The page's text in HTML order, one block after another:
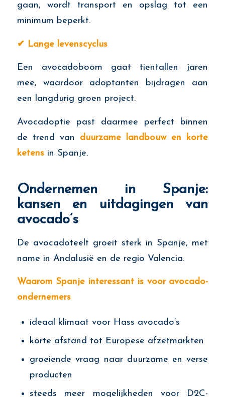
gaan, wordt transport en opslag tot een
minimum beperkt.
✔ Lange levenscyclus
Een avocadoboom gaat tientallen jaren
mee, waardoor adoptanten bijdragen aan
een langdurig groen project.
Avocadoptie past daarmee perfect binnen
de trend van duurzame landbouw en korte
ketensin Spanje.
Ondernemen in Spanje:
kansen en uitdagingen van
avocado’s
De avocadoteelt groeit sterk in Spanje, met
name in Andalusië en de regio Valencia.
Waarom Spanje interessant is voor avocado-
ondernemers
ideaal klimaat voor Hass avocado’s
korte afstand tot Europese afzetmarkten
groeiende vraag naar duurzame en verse
producten
steeds meer mogelijkheden voor D2C-